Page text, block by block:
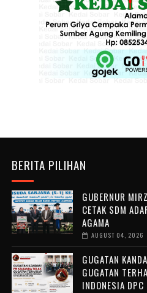
BERITA PILIHAN
GUBERNUR
CETAK SDM
AGAMA
AUGUST 04, 2026
GUGATAN
GUGATAN
INDONESIA DPC